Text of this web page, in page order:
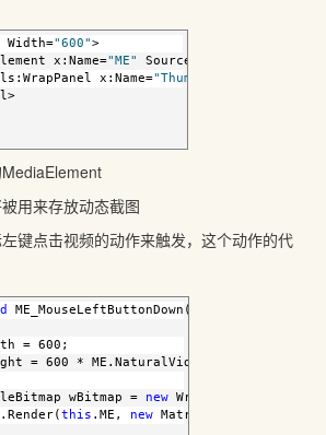
Width="600">
x:Name=
"ME" Source=
x:Name=
"ThumbnailsPanel"
用来存放动态截图
键点击视频的动作来触发，这个动作的代
ME_MouseLeftButtonDown(
= 600;
= 600 * ME.NaturalVideoHeight /
wBitmap =
new
this .ME, new MatrixTransform());